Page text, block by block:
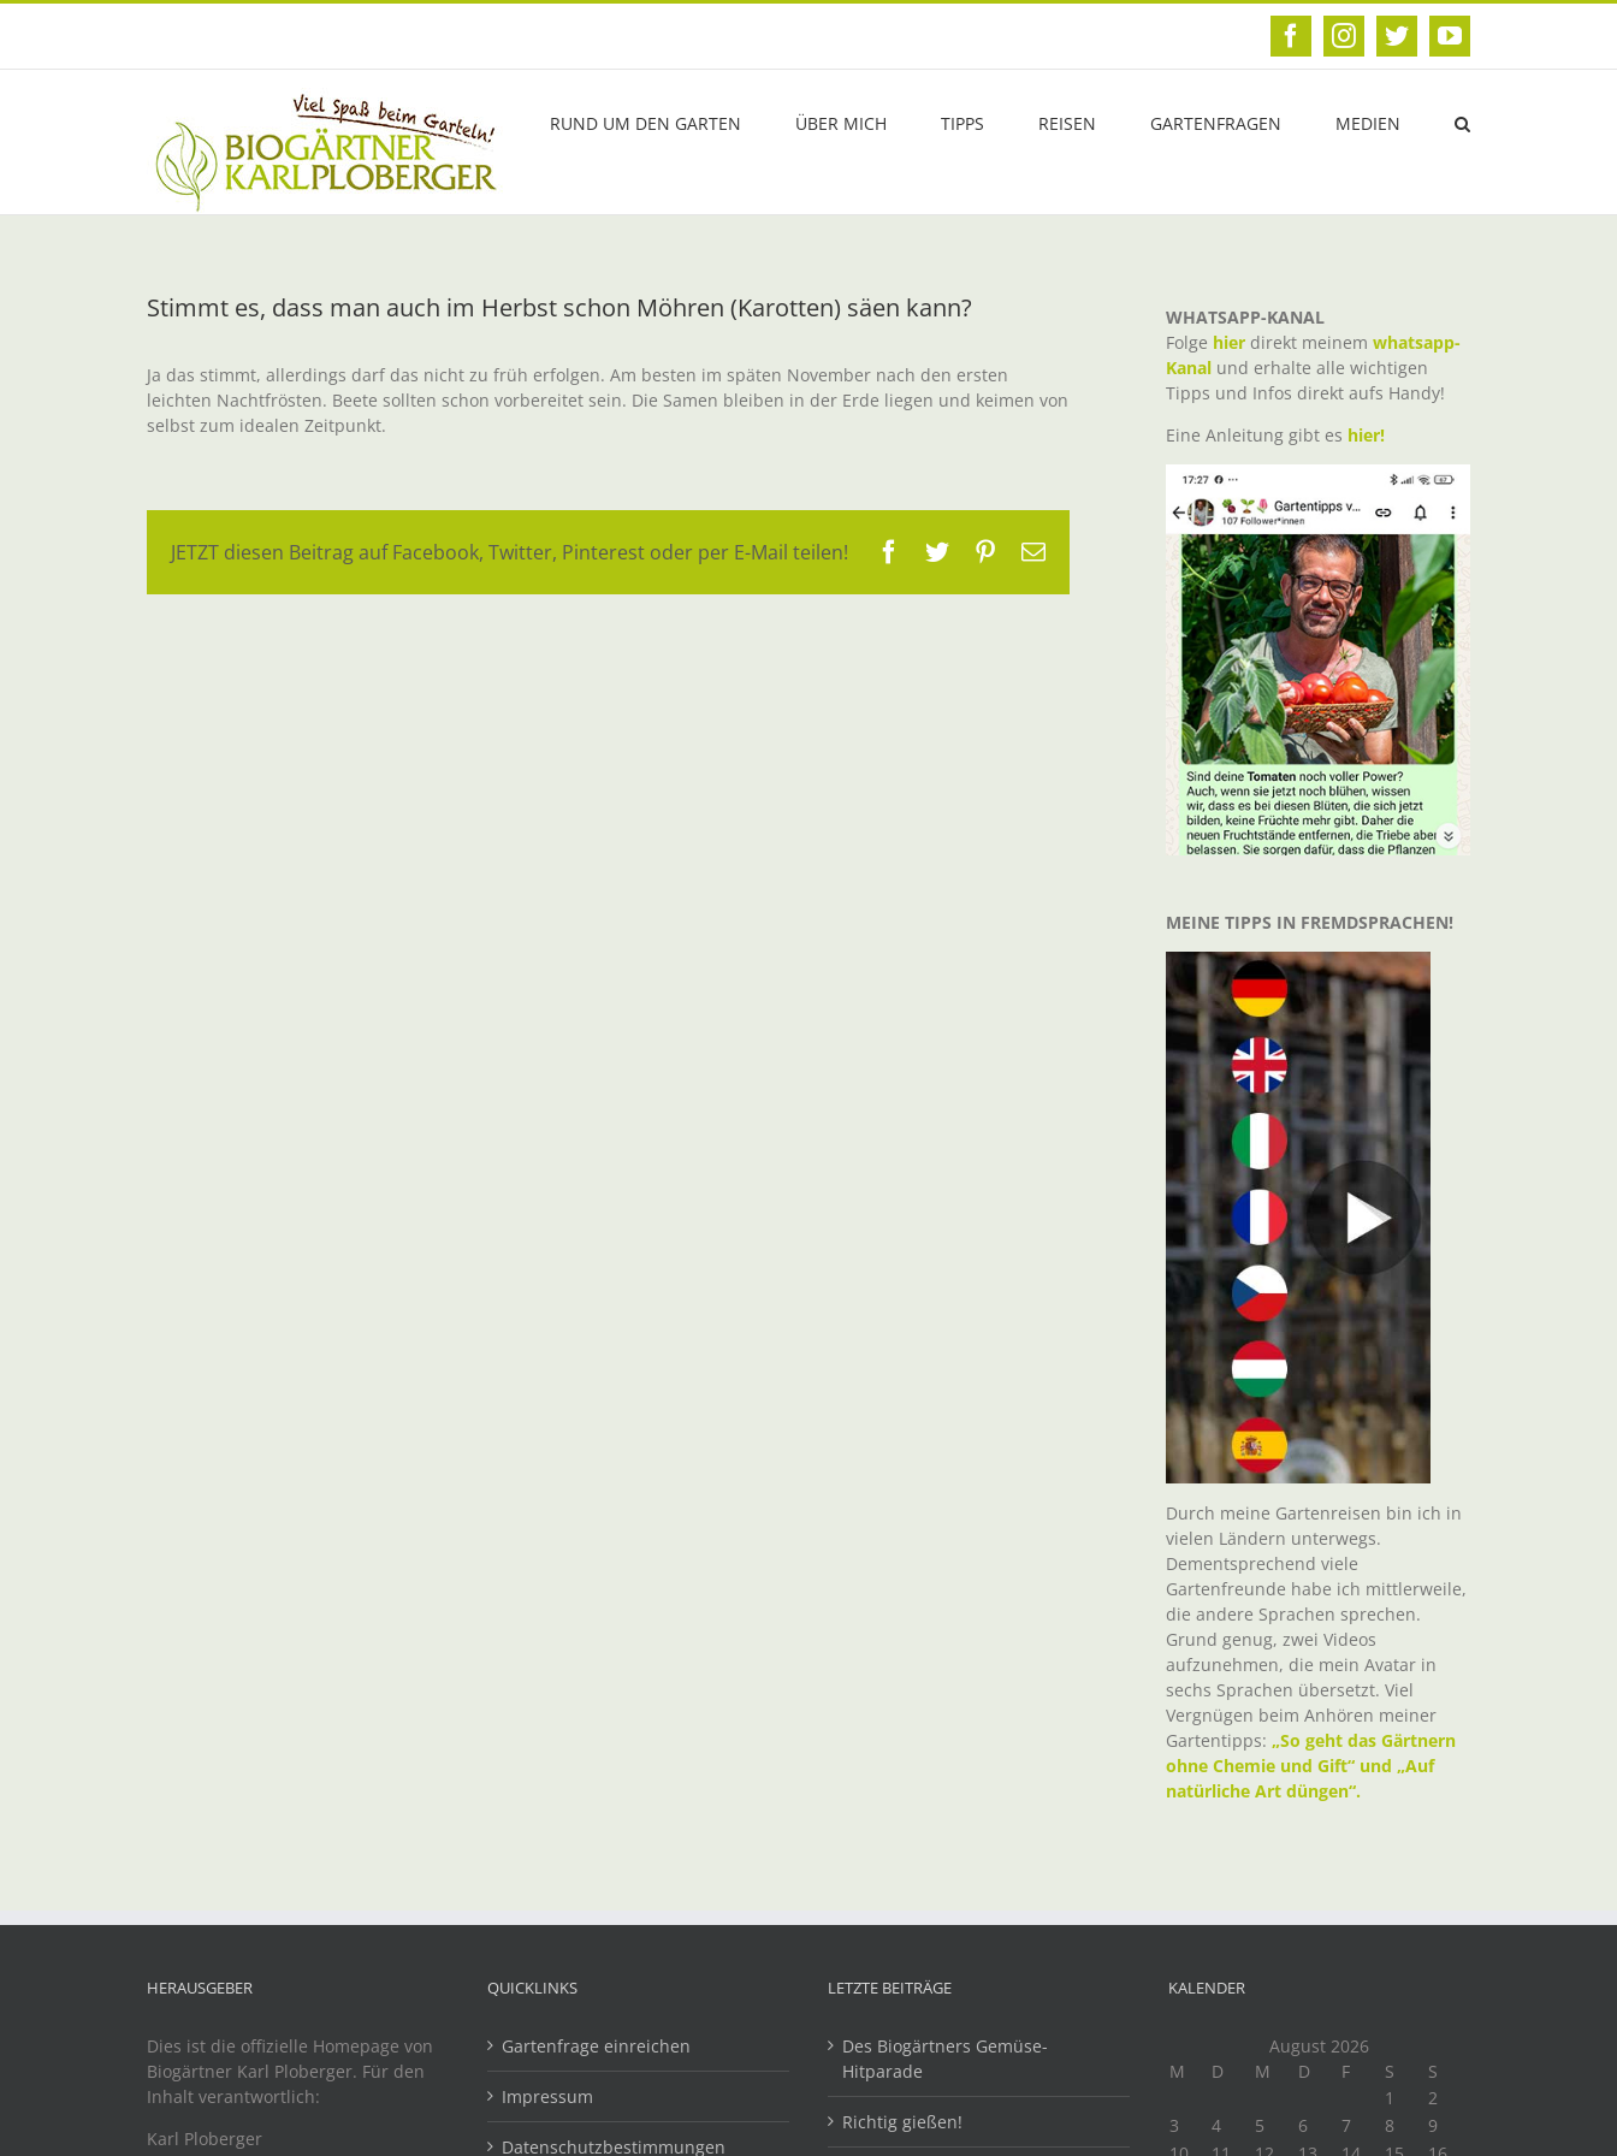
Zum
FacebookInstagram
TwitterYouTube
RUND UM DEN GARTEN ÜBER MICH TIPPS REISEN GARTENFRAGEN MEDIEN
Stimmt es, dass man auch im Herbst schon Möhren (Karotten) säen kann?
Ja das stimmt, allerdings darf das nicht zu früh erfolgen. Am besten im späten November nach den ersten
leichten Nachtfrösten. Beete sollten schon vorbereitet sein. Die Samen bleiben in der Erde liegen und keimen von
selbst zum idealen Zeitpunkt.
JETZT diesen Beitrag auf Facebook, Twitter, Pinterest oder per E-Mail teilen! Facebook
TwitterPinterest
E-
WHATSAPP-KANAL
Folge hier direkt meinem whatsapp-
Kanal und erhalte alle wichtigen
Tipps und Infos direkt aufs Handy!
Eine Anleitung gibt es hier!
MEINE TIPPS IN FREMDSPRACHEN!
Durch meine Gartenreisen bin ich in
vielen Ländern unterwegs.
Dementsprechend viele
Gartenfreunde habe ich mittlerweile,
die andere Sprachen sprechen.
Grund genug, zwei Videos
aufzunehmen, die mein Avatar in
sechs Sprachen übersetzt. Viel
Vergnügen beim Anhören meiner
Gartentipps: „So geht das Gärtnern
ohne Chemie und Gift“ und „Auf
natürliche Art düngen“.
HERAUSGEBER
Dies ist die offizielle Homepage von
Biogärtner Karl Ploberger. Für den
Inhalt verantwortlich:
Karl Ploberger
QUICKLINKS
Gartenfrage einreichen
Impressum
Datenschutzbestimmungen
LETZTE BEITRÄGE
Des Biogärtners Gemüse-
Hitparade
Richtig gießen!
KALENDER
August 2026
M
D M D F S
S
1
2
3
4 5 6 7 8
9